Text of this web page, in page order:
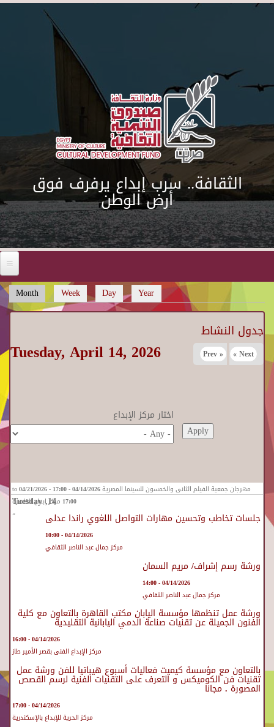
Skip to main content
الثقافة.. سرب إبداع يرفرف فوق
أرض الوطن
Primary tabs
Month (active tab)
Week Day Year
جدول النشاط
Tuesday, April 14, 2026 « Prev Next »
اختار مركز الإبداع
مهرجان جمعية الفيلم الثانى والخمسون للسينما المصرية04/14/2026 - 17:00
04/21/2026 -
17:00 مركز ابداع القاهرة
»
جلسات تخاطب وتحسين مهارات التواصل اللغوي راندا عدلى
04/14/2026 - 10:00
مركز جمال عبد الناصر الثقافي
ورشة رسم إشراف/ مريم السمان
04/14/2026 - 14:00
مركز جمال عبد الناصر الثقافي
ورشة عمل تنظمها مؤسسة اليابان مكتب القاهرة بالتعاون مع كلية
الفنون الجميلة عن تقنيات صناعة الدمي اليابانية التقليدية
04/14/2026 - 16:00
مركز الإبداع الفنى بقصر الأمير طاز
بالتعاون مع مؤسسة كيميت فعاليات أسبوع هيباتيا للفن ورشة عمل
تقنيات فن الكوميكس و التعرف على التقنيات الفنية لرسم القصص
المصورة . مجانا
04/14/2026 - 17:00
مركز الحرية للإبداع بالإسكندرية